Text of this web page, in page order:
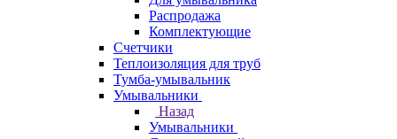
Распродажа
Комплектующие
Счетчики
Теплоизоляция для труб
Тумба-умывальник
Умывальники
Назад
Умывальники